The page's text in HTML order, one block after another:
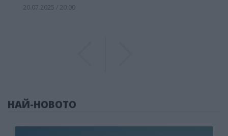
20.07.2025 / 20:00
НАЙ-НОВОТО